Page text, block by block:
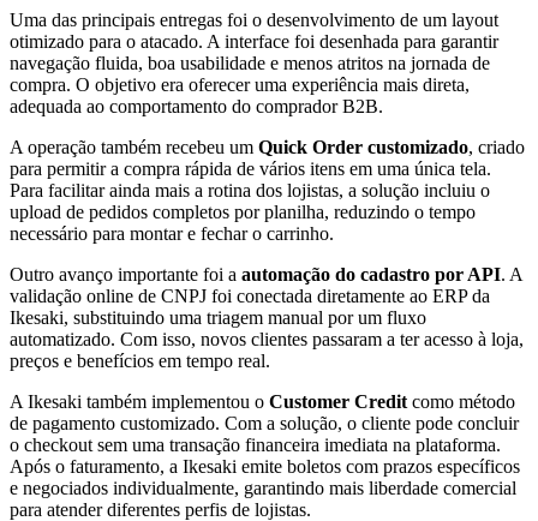
Uma das principais entregas foi o desenvolvimento de um layout
otimizado para o atacado. A interface foi desenhada para garantir
navegação fluida, boa usabilidade e menos atritos na jornada de
compra. O objetivo era oferecer uma experiência mais direta,
adequada ao comportamento do comprador B2B.
A operação também recebeu um Quick Order customizado, criado
para permitir a compra rápida de vários itens em uma única tela.
Para facilitar ainda mais a rotina dos lojistas, a solução incluiu o
upload de pedidos completos por planilha, reduzindo o tempo
necessário para montar e fechar o carrinho.
Outro avanço importante foi a automação do cadastro por API. A
validação online de CNPJ foi conectada diretamente ao ERP da
Ikesaki, substituindo uma triagem manual por um fluxo
automatizado. Com isso, novos clientes passaram a ter acesso à loja,
preços e benefícios em tempo real.
A Ikesaki também implementou o Customer Credit como método
de pagamento customizado. Com a solução, o cliente pode concluir
o checkout sem uma transação financeira imediata na plataforma.
Após o faturamento, a Ikesaki emite boletos com prazos específicos
e negociados individualmente, garantindo mais liberdade comercial
para atender diferentes perfis de lojistas.